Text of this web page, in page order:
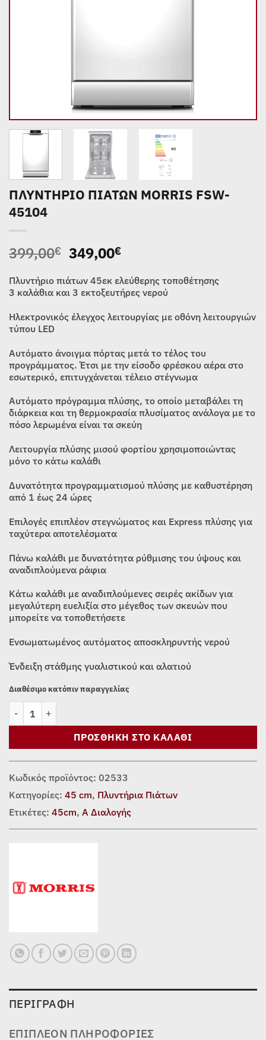
ΠΛΥΝΤΗΡΙΟ ΠΙΑΤΩΝ MORRIS FSW-
45104
399,00€ Original
price
was:
399,00€.
349,00€Η
τιμή
είναι:
349,00€.
Πλυντήριο πιάτων 45εκ ελεύθερης τοποθέτησης
3 καλάθια και 3 εκτοξευτήρες νερού
Ηλεκτρονικός έλεγχος λειτουργίας με οθόνη λειτουργιών
τύπου LED
Αυτόματο άνοιγμα πόρτας μετά το τέλος του
προγράμματος. Έτσι με την είσοδο φρέσκου αέρα στο
εσωτερικό, επιτυγχάνεται τέλειο στέγνωμα
Αυτόματο πρόγραμμα πλύσης, το οποίο μεταβάλει τη
διάρκεια και τη θερμοκρασία πλυσίματος ανάλογα με το
πόσο λερωμένα είναι τα σκεύη
Λειτουργία πλύσης μισού φορτίου χρησιμοποιώντας
μόνο το κάτω καλάθι
Δυνατότητα προγραμματισμού πλύσης με καθυστέρηση
από 1 έως 24 ώρες
Επιλογές επιπλέον στεγνώματος και Express πλύσης για
ταχύτερα αποτελέσματα
Πάνω καλάθι με δυνατότητα ρύθμισης του ύψους και
αναδιπλούμενα ράφια
Κάτω καλάθι με αναδιπλούμενες σειρές ακίδων για
μεγαλύτερη ευελιξία στο μέγεθος των σκευών που
μπορείτε να τοποθετήσετε
Ενσωματωμένος αυτόματος αποσκληρυντής νερού
Ένδειξη στάθμης γυαλιστικού και αλατιού
Διαθέσιμο κατόπιν παραγγελίας
ΠΡΟΣΘΉΚΗ ΣΤΟ ΚΑΛΆΘΙ
Κωδικός προϊόντος: 02533
Κατηγορίες: 45 cm, Πλυντήρια Πιάτων
Ετικέτες: 45cm, Α Διαλογής
ΠΕΡΙΓΡΑΦΉ
ΕΠΙΠΛΈΟΝ ΠΛΗΡΟΦΟΡΊΕΣ